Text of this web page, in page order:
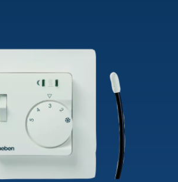
de presença e movimentos
de mídia
técnicos
casa inteligente LUXORliving
LED
e regulação de LEDs